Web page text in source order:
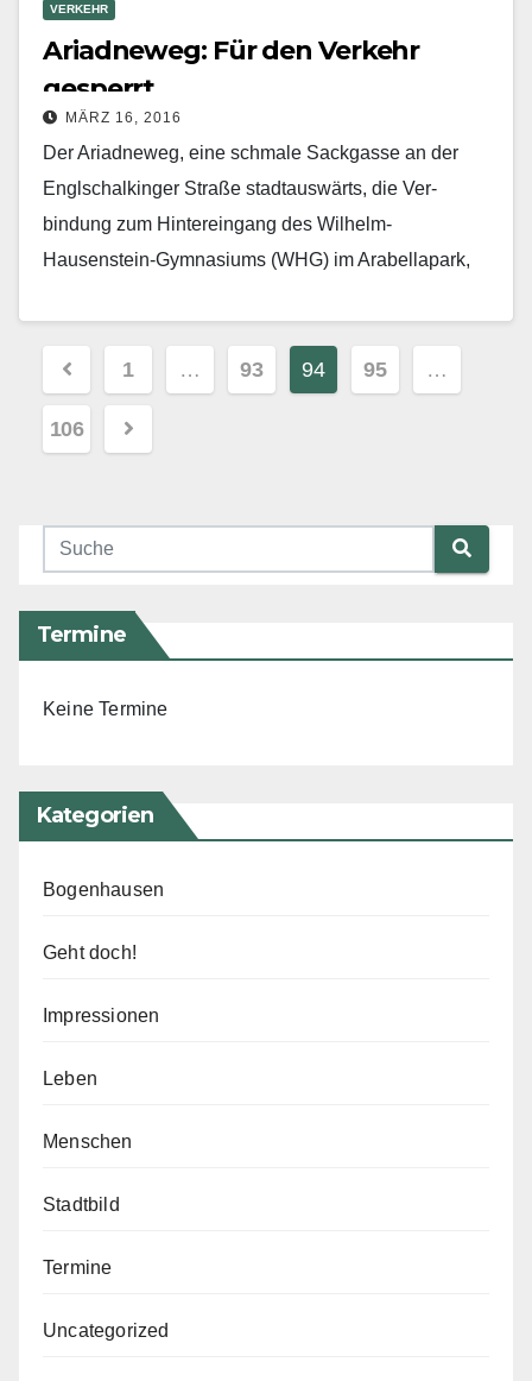
VERKEHR
Ariadneweg: Für den Verkehr
gesperrt
MÄRZ 16, 2016
Der Ariadneweg, eine schmale Sackgasse an der
Englschalkinger Straße stadtauswärts, die Ver­
bindung zum Hintereingang des Wilhelm-
Hausenstein-Gymnasiums (WHG) im Arabellapark,
Beitragsnavigation
1 … 93 94 95 …
106
Termine
Keine Termine
Kategorien
Bogenhausen
Geht doch!
Impressionen
Leben
Menschen
Stadtbild
Termine
Uncategorized